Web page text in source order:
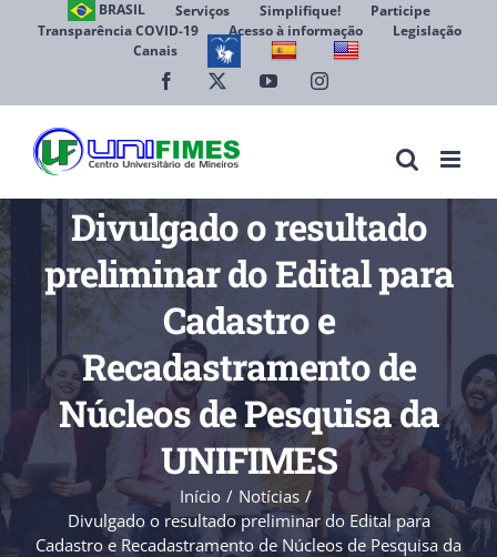
BRASIL Serviços Simplifique!
Participe
Transparência COVID-19
Acesso à informação
Legislação
Canais
Facebook YouTubeInstagram
Divulgado o resultado
preliminar do Edital para
Cadastro e
Recadastramento de
Núcleos de Pesquisa da
UNIFIMES
Início
Notícias
Divulgado o resultado preliminar do Edital para
Cadastro e Recadastramento de Núcleos de Pesquisa da